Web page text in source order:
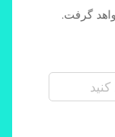
گرفت.